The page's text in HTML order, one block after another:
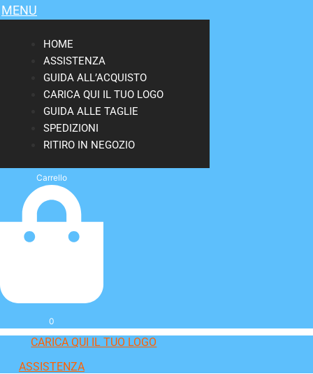
MENU
HOME
ASSISTENZA
GUIDA ALL’ACQUISTO
CARICA QUI IL TUO LOGO
GUIDA ALLE TAGLIE
SPEDIZIONI
RITIRO IN NEGOZIO
Carrello
0
CARICA QUI IL TUO LOGO
ASSISTENZA